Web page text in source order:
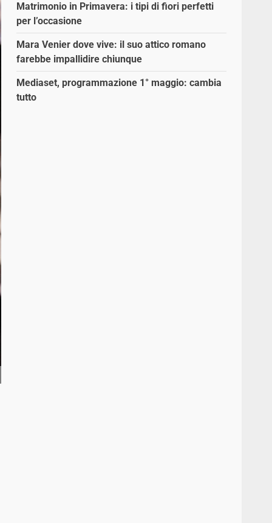
Matrimonio in Primavera: i tipi di fiori perfetti
per l’occasione
Mara Venier dove vive: il suo attico romano
farebbe impallidire chiunque
Mediaset, programmazione 1° maggio: cambia
tutto